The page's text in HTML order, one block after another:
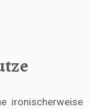
ironischerweise